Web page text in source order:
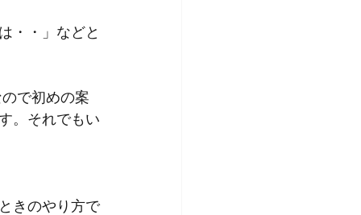
・・」などと
で初めの案
。それでもい
きのやり方で